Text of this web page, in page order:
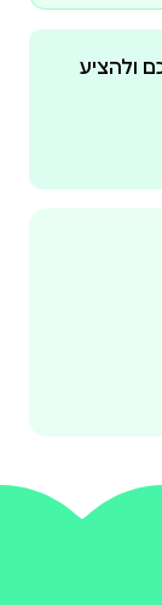
ולהציע